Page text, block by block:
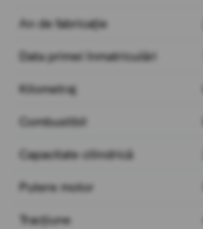
An de fabricație
Data primei înmatriculări
Kilometraj
Combustibil
Capacitate cilindrică
Putere motor
Tracțiune